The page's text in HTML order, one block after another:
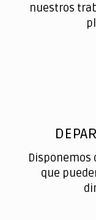
nuestros
Disponemos
que